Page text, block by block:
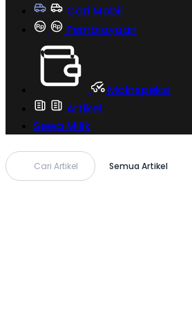
Cari Mobil
Pembiayaan
MoInspeksi
Artikel
Sewa Milik
Cari Artikel Semua Artikel